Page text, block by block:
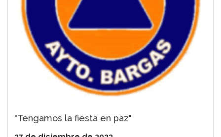
"Tengamos la fiesta en paz"